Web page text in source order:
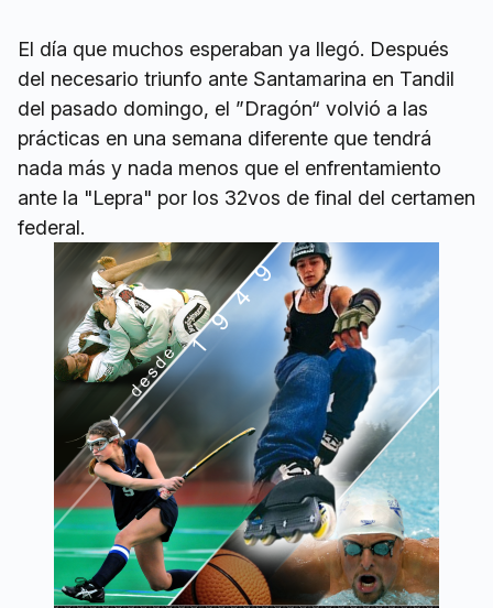
El día que muchos esperaban ya llegó. Después
del necesario triunfo ante Santamarina en Tandil
del pasado domingo, el ”Dragón“ volvió a las
prácticas en una semana diferente que tendrá
nada más y nada menos que el enfrentamiento
ante la "Lepra" por los 32vos de final del certamen
federal.